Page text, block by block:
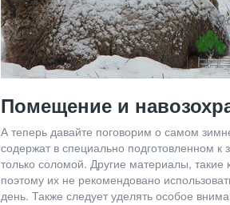
Помещение и
А теперь давайте поговорим о самом
содержат в специально подготовленном
только соломой. Другие материалы,
поэтому их не рекомендовано
день. Также следует уделять особое